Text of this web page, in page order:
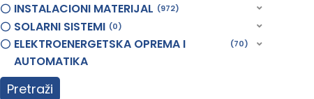
INSTALACIONI MATERIJAL 972
SOLARNI SISTEMI 0
ELEKTROENERGETSKA OPREMA I
AUTOMATIKA
70
Pretraži